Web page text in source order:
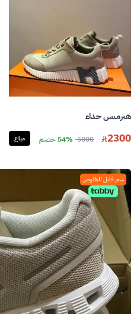
هيرميس حذاء
2300
5000 54% خصم مباع
سعر قابل للتفاوض